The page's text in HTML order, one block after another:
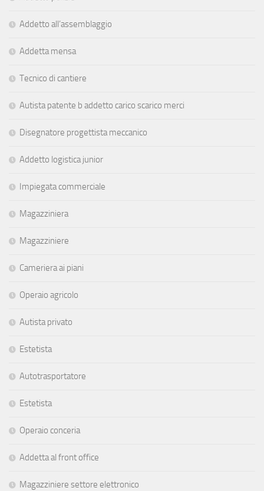
Addetto all’assemblaggio
Addetta mensa
Tecnico di cantiere
Autista patente b addetto carico scarico merci
Disegnatore progettista meccanico
Addetto logistica junior
Impiegata commerciale
Magazziniera
Magazziniere
Cameriera ai piani
Operaio agricolo
Autista privato
Estetista
Autotrasportatore
Estetista
Operaio conceria
Addetta al front office
Magazziniere settore elettronico